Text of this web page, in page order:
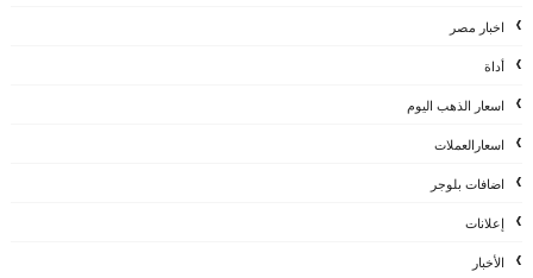
اخبار مصر
أداة
اسعار الذهب اليوم
اسعارالعملات
اضافات بلوجر
إعلانات
الأخبار